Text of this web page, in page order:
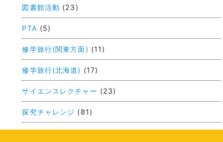
ョ
ン
図書館活動 (23)
PTA (5)
修学旅行(関東方面) (11)
修学旅行(北海道) (17)
サイエンスレクチャー (23)
探究チャレンジ (81)